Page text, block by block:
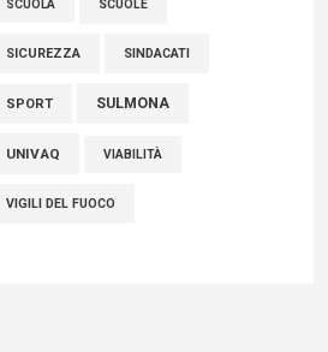
SCUOLA SCUOLE
SICUREZZA SINDACATI
SPORT SULMONA
UNIVAQ VIABILITÀ
VIGILI DEL FUOCO